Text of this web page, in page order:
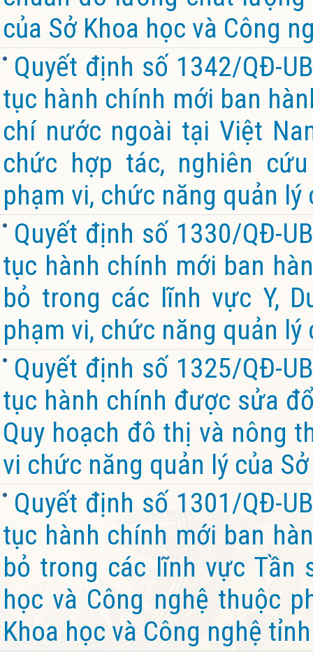
của Sở Khoa học và Công
Quyết định số 1342/QĐ-
tục hành chính mới ban
chí nước ngoài tại Việt
chức hợp tác, nghiên
phạm vi, chức năng quản
Quyết định số 1330/QĐ-
tục hành chính mới ban
bỏ trong các lĩnh vực Y,
phạm vi, chức năng quản
Quyết định số 1325/QĐ-
tục hành chính được sửa
Quy hoạch đô thị và nông
vi chức năng quản lý của
Quyết định số 1301/QĐ-
tục hành chính mới ban
bỏ trong các lĩnh vực Tần
học và Công nghệ thuộc
Khoa học và Công nghệ